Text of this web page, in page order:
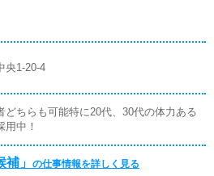
央1-20-4
どちらも可能特に20代、30代の体力ある
中！
補」 の仕事情報を詳しく見る